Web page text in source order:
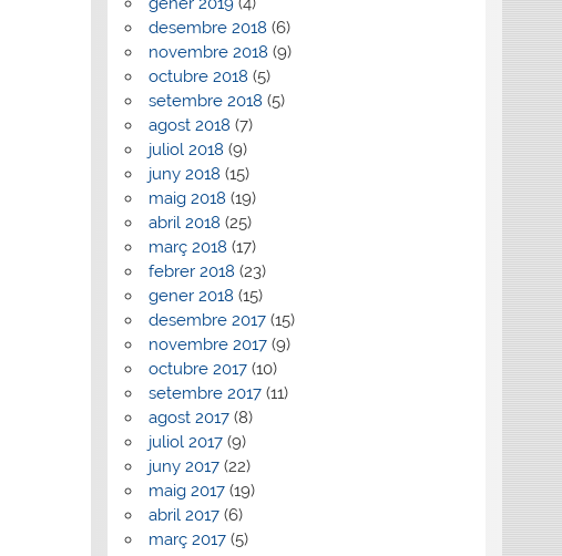
desembre 2018 (6)
novembre 2018 (9)
octubre 2018 (5)
setembre 2018 (5)
agost 2018 (7)
juliol 2018 (9)
juny 2018 (15)
maig 2018 (19)
abril 2018 (25)
març 2018 (17)
febrer 2018 (23)
gener 2018 (15)
desembre 2017(15)
novembre 2017(9)
octubre 2017(10)
setembre 2017(11)
agost 2017(8)
juliol 2017(9)
juny 2017(22)
maig 2017(19)
abril 2017(6)
març 2017(5)